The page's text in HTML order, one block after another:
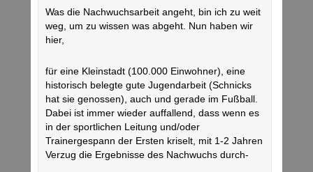
Was die Nachwuchsarbeit angeht, bin ich zu weit
weg, um zu wissen was abgeht. Nun haben wir
hier,
für eine Kleinstadt (100.000 Einwohner), eine
historisch belegte gute Jugendarbeit (Schnicks
hat sie genossen), auch und gerade im Fußball.
Dabei ist immer wieder auffallend, dass wenn es
in der sportlichen Leitung und/oder
Trainergespann der Ersten kriselt, mit 1-2 Jahren
Verzug die Ergebnisse des Nachwuchs durch-